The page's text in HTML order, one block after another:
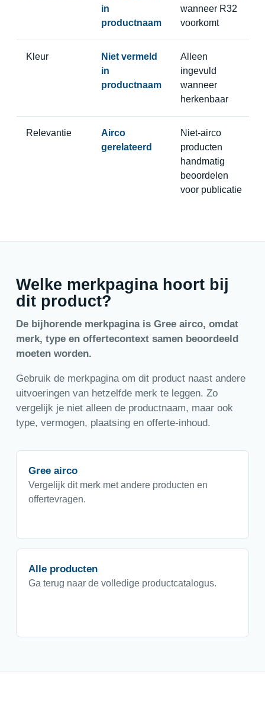
in
productnaam
wanneer R32
voorkomt
Kleur
Niet vermeld
in
productnaam
Alleen
ingevuld
wanneer
herkenbaar
Relevantie
Airco
gerelateerd
Niet-airco
producten
handmatig
beoordelen
voor publicatie
Welke merkpagina hoort bij
dit product?
De bijhorende merkpagina is Gree airco, omdat
merk, type en offertecontext samen beoordeeld
moeten worden.
Gebruik de merkpagina om dit product naast andere
uitvoeringen van hetzelfde merk te leggen. Zo
vergelijk je niet alleen de productnaam, maar ook
type, vermogen, plaatsing en offerte-inhoud.
Gree airco
Vergelijk dit merk met andere producten en
offertevragen.
Alle producten
Ga terug naar de volledige productcatalogus.